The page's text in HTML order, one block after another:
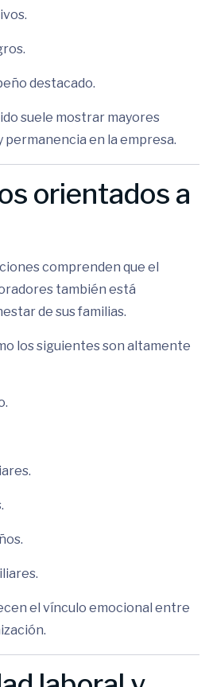
destacado.
suele mostrar mayores
en la empresa.
orientados a
comprenden que el
también está
de sus familias.
los siguientes son altamente
el vínculo emocional entre